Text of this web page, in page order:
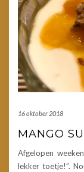
16 oktober 2018
MANGO
Afgelopen
lekker toetje!”.